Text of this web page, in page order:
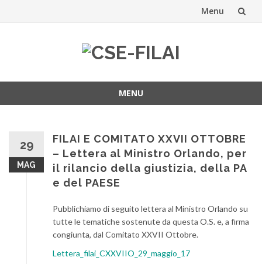
Menu
MENU
29
MAG
FILAI E COMITATO XXVII OTTOBRE
– Lettera al Ministro Orlando, per
il rilancio della giustizia, della PA
e del PAESE
Pubblichiamo di seguito lettera al Ministro Orlando su
tutte le tematiche sostenute da questa O.S. e, a firma
congiunta, dal Comitato XXVII Ottobre.
Lettera_filai_CXXVIIO_29_maggio_17